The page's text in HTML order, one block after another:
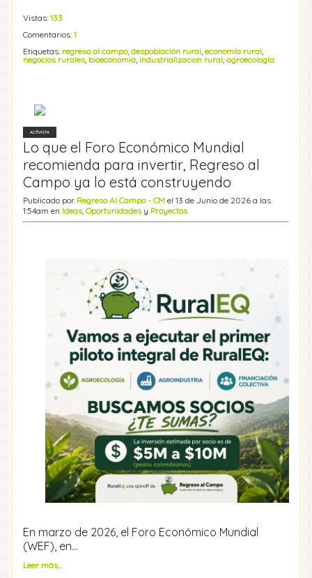
Vistas: 133
Comentarios: 1
Etiquetas: regreso al campo, despoblación rural economía rural
negocios rurales, bioeconomia industrializacion rural agroecología
ACTIVISTA
Lo que el Foro Económico Mundial
recomienda para invertir, Regreso al
Campo ya lo está construyendo
Publicado por Regreso Al Campo - CM el 13 de Junio de 2026 a las
1:54am en Ideas, Oportunidadesy Proyectos
En marzo de 2026, el Foro Económico Mundial
(WEF), en…
Leer más…